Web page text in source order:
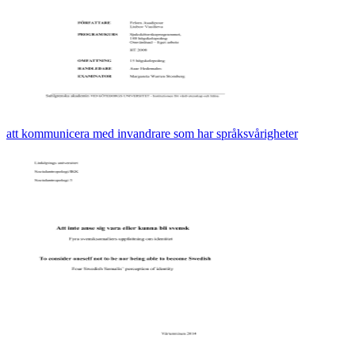
att kommunicera med invandrare som har språksvårigheter